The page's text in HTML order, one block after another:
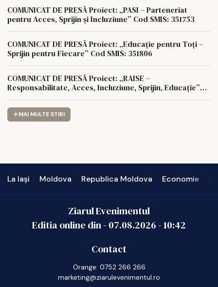
COMUNICAT DE PRESĂ Proiect: „PASI – Parteneriat
pentru Acces, Sprijin și Incluziune” Cod SMIS: 351753
COMUNICAT DE PRESĂ Proiect: „Educație pentru Toți –
Sprijin pentru Fiecare” Cod SMIS: 351806
COMUNICAT DE PRESĂ Proiect: „RAISE –
Responsabilitate, Acces, Incluziune, Sprijin, Educație”
MAI MULTE STIRI
La Iași Moldova Republica Moldova Economie
Ziarul Evenimentul
Editia online din - 07.08.2026-10:42
Contact
Orange: 0752 266 266
marketing@ziarulevenimentul.ro